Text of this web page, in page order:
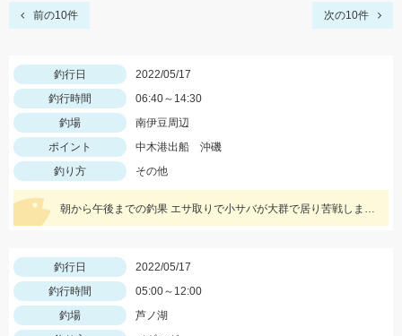
前の10件 次の10件
釣行日
2022/05/17
釣行時間
06:40～14:30
釣場
南伊豆周辺
ポイント
中木港出船 沖磯
釣り方
その他
朝から午後までの釣果 エサ取りで小サバが大群で居り苦戦しました。
釣行日
2022/05/17
釣行時間
05:00～12:00
釣場
芦ノ湖